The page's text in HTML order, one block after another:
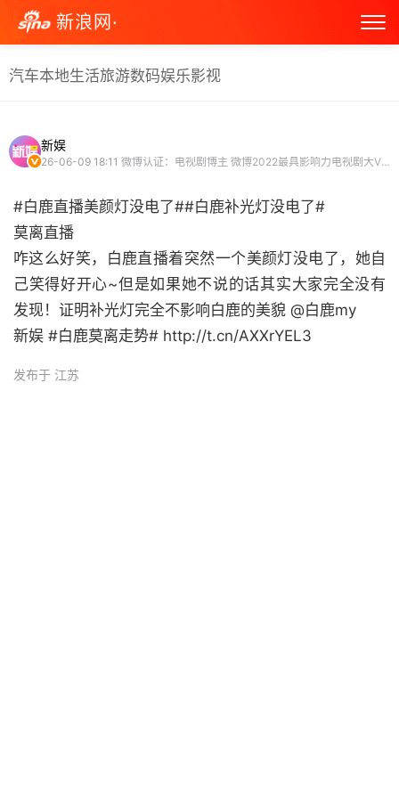
新浪网·
汽车本地生活旅游数码娱乐影视
新娱
26-06-09 18:11 微博认证：电视剧博主 微博2022最具影响力电视剧大V 微博2022最具影响力剧综机构
#白鹿直播美颜灯没电了##白鹿补光灯没电了#
莫离直播
咋这么好笑，白鹿直播着突然一个美颜灯没电了，她自
己笑得好开心~但是如果她不说的话其实大家完全没有
发现！证明补光灯完全不影响白鹿的美貌 @白鹿my
新娱 #白鹿莫离走势# http://t.cn/AXXrYEL3 ​
发布于 江苏